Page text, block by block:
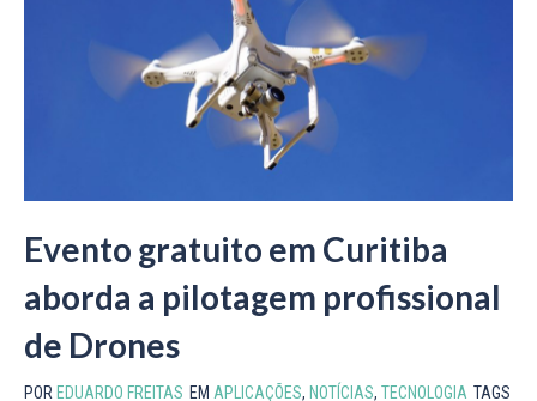
Evento gratuito em Curitiba
aborda a pilotagem profissional
de Drones
POR EDUARDO FREITAS EM APLICAÇÕES, NOTÍCIAS, TECNOLOGIA TAGS